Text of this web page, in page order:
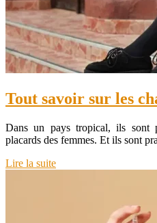
Tout savoir sur les
Dans un pays tropical, ils sont
placards des femmes. Et ils sont
Lire la suite